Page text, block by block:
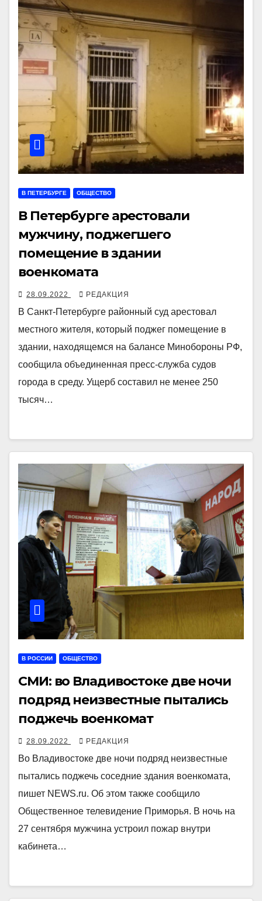
В ПЕТЕРБУРГЕ ОБЩЕСТВО
В Петербурге арестовали
мужчину, поджегшего
помещение в здании
военкомата
28.09.2022 РЕДАКЦИЯ
В Санкт-Петербурге районный суд арестовал
местного жителя, который поджег помещение в
здании, находящемся на балансе Минобороны РФ,
сообщила объединенная пресс-служба судов
города в среду. Ущерб составил не менее 250
тысяч…
В РОССИИ ОБЩЕСТВО
СМИ: во Владивостоке две ночи
подряд неизвестные пытались
поджечь военкомат
28.09.2022 РЕДАКЦИЯ
Во Владивостоке две ночи подряд неизвестные
пытались поджечь соседние здания военкомата,
пишет NEWS.ru. Об этом также сообщило
Общественное телевидение Приморья. В ночь на
27 сентября мужчина устроил пожар внутри
кабинета…